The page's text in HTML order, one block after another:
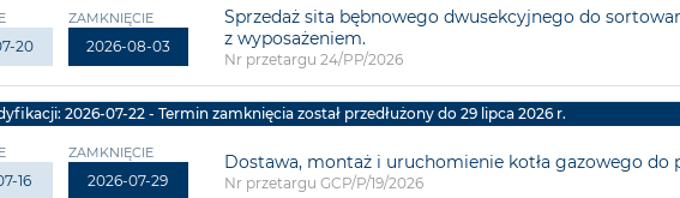
20
ZAMKNIĘCIE
2026-08-03
Sprzedaż sita bębnowego dwusekcyjnego do
z wyposażeniem.
Nr przetargu 24/PP/2026
2026-07-22 - Termin zamknięcia został przedłużony do 29 lipca 2026 r.
16
ZAMKNIĘCIE
2026-07-29
Dostawa, montaż i uruchomienie kotła gazowego do
Nr przetargu GCP/P/19/2026